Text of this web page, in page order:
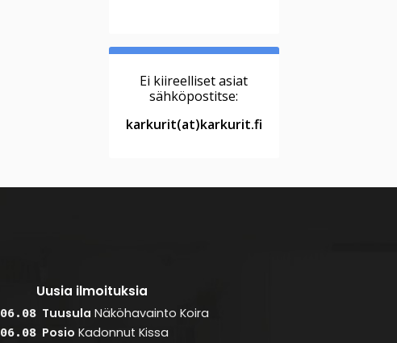
Ei kiireelliset asiat
sähköpostitse:
karkurit(at)karkurit.fi
Uusia ilmoituksia
06.08 Tuusula Näköhavainto Koira
06.08 Posio Kadonnut Kissa